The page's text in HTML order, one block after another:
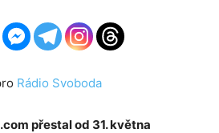
Rádio Svoboda
přestal od 31. května